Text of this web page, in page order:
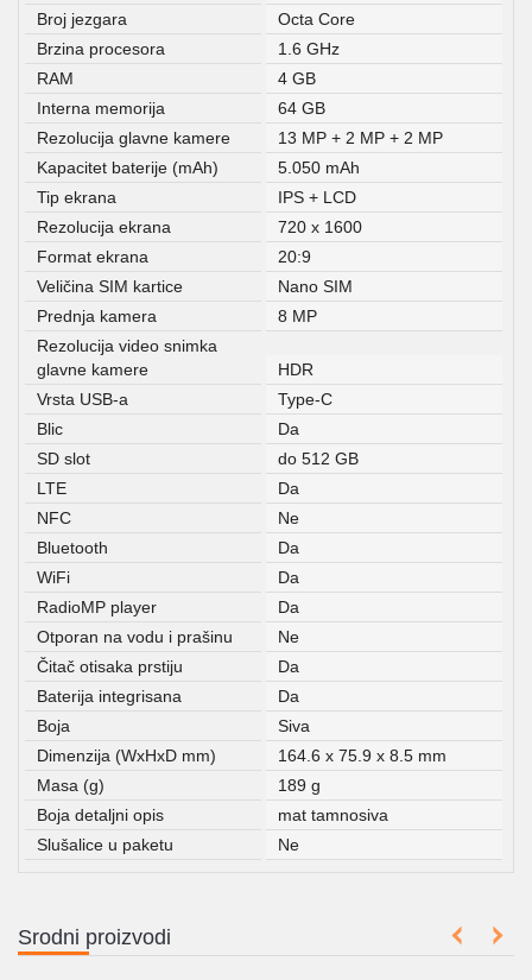
Broj jezgara
Octa Core
Brzina procesora
1.6 GHz
RAM
4 GB
Interna memorija
64 GB
Rezolucija glavne kamere
13 MP + 2 MP + 2 MP
Kapacitet baterije (mAh)
5.050 mAh
Tip ekrana
IPS + LCD
Rezolucija ekrana
720 x 1600
Format ekrana
20:9
Veličina SIM kartice
Nano SIM
Prednja kamera
8 MP
Rezolucija video snimka
glavne kamere
HDR
Vrsta USB-a
Type-C
Blic
Da
SD slot
do 512 GB
LTE
Da
NFC
Ne
Bluetooth
Da
WiFi
Da
RadioMP player
Da
Otporan na vodu i prašinu
Ne
Čitač otisaka prstiju
Da
Baterija integrisana
Da
Boja
Siva
Dimenzija (WxHxD mm)
164.6 x 75.9 x 8.5 mm
Masa (g)
189 g
Boja detaljni opis
mat tamnosiva
Slušalice u paketu
Ne
Srodni proizvodi